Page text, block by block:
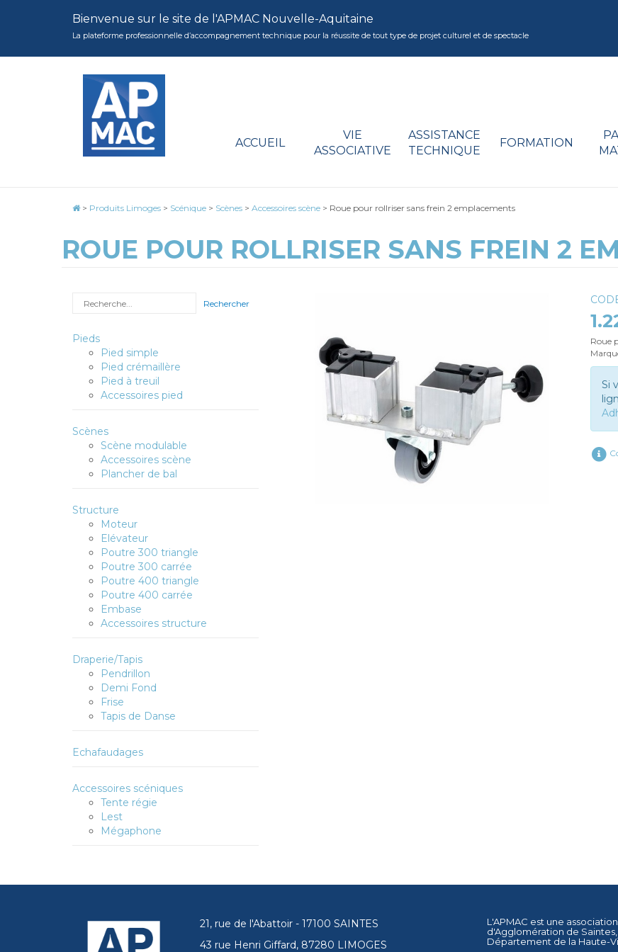
Bienvenue sur le site de l'APMAC Nouvelle-Aquitaine
La plateforme professionnelle d’accompagnement technique pour la réussite de tout type de projet culturel et de spectacle
ACCUEIL
VIE
ASSOCIATIVE
ASSISTANCE
TECHNIQUE
FORMATION
> Produits Limoges > Scénique > Scènes > Accessoires scène > Roue pour rollriser sans frein 2 emplacements
ROUE POUR ROLLRISER SANS FREIN 2
Roue
Si
Rechercher
Pieds
Pied simple
Pied crémaillère
Pied à treuil
Accessoires pied
Scènes
Scène modulable
Accessoires scène
Plancher de bal
Structure
Moteur
Elévateur
Poutre 300 triangle
Poutre 300 carrée
Poutre 400 triangle
Poutre 400 carrée
Embase
Accessoires structure
Draperie/Tapis
Pendrillon
Demi Fond
Frise
Tapis de Danse
Echafaudages
Accessoires scéniques
Tente régie
Lest
Mégaphone
21, rue de l'Abattoir - 17100 SAINTES
43 rue Henri Giffard, 87280 LIMOGES
L'APMAC est une
d'Agglomération de Saintes
Département de la Haute-